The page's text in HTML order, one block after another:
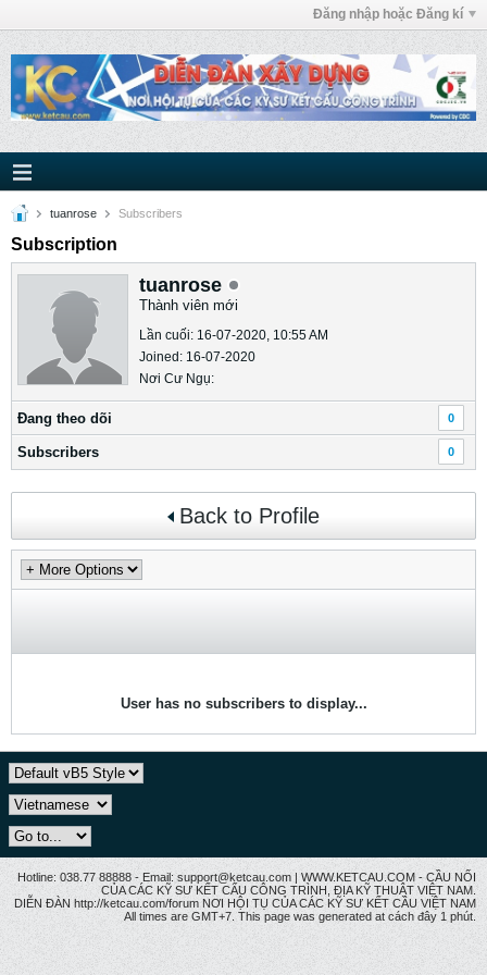
Đăng nhập hoặc Đăng kí
tuanrose Subscribers
Subscription
tuanrose
Thành viên mới
Lần cuối: 16-07-2020, 10:55 AM
Joined: 16-07-2020
Nơi Cư Ngụ:
Ðang theo dõi 0
Subscribers 0
Back to Profile
User has no subscribers to display...
Hotline: 038.77 88888 - Email: support@ketcau.com | WWW.KETCAU.COM - CẦU NỐI
CỦA CÁC KỸ SƯ KẾT CẤU CÔNG TRÌNH, ĐỊA KỸ THUẬT VIỆT NAM.
DIỄN ĐÀN http://ketcau.com/forum NƠI HỘI TỤ CỦA CÁC KỸ SƯ KẾT CÂU VIỆT NAM
All times are GMT+7. This page was generated at cách đây 1 phút.